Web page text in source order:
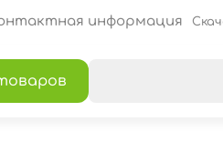
информация